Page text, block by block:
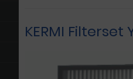
KERMI Filterset